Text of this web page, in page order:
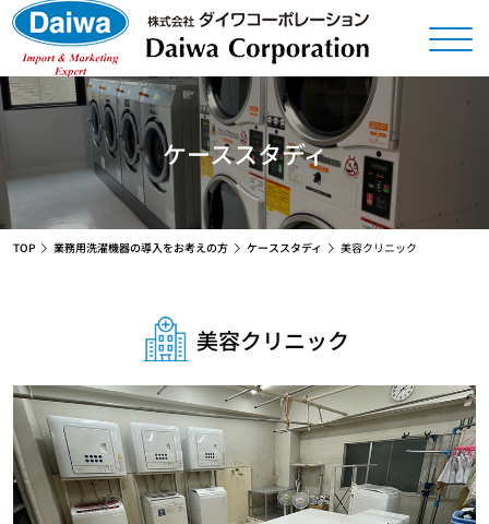
ケーススタディ
TOP 業務用洗濯機器の導入をお考えの方 ケーススタディ 美容クリニック
美容クリニック